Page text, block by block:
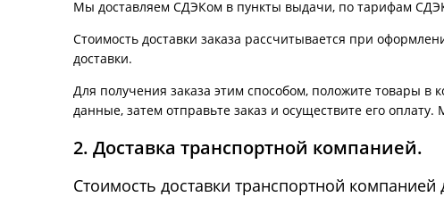
Мы доставляем СДЭКом в пункты выдачи, по тарифам
Стоимость доставки заказа рассчитывается при
доставки.
Для получения заказа этим способом, положите товары в
данные, затем отправьте заказ и осуществите его
2. Доставка транспортной компанией.
Стоимость доставки транспортной